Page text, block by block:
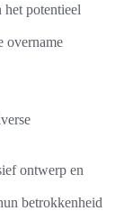
potentieel
overname
ontwerp en
betrokkenheid